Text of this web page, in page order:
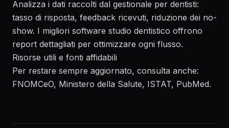
Analizza i dati raccolti dal gestionale per dentisti:
tasso di risposta, feedback ricevuti, riduzione dei no-
show. I migliori software studio dentistico offrono
report dettagliati per ottimizzare ogni flusso.
Risorse utili e fonti affidabili
Per restare sempre aggiornato, consulta anche:
FNOMCeO, Ministero della Salute, ISTAT, PubMed.